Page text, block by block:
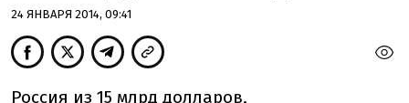
24 ЯНВАРЯ 2014, 09:41
Россия из 15 млрд долларов,